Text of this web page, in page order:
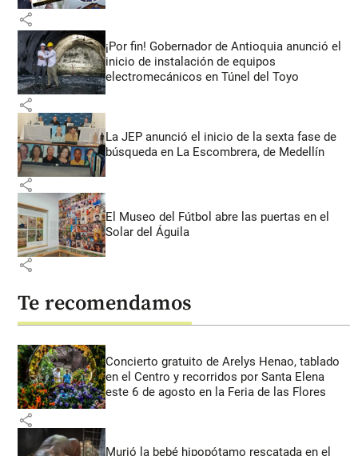
share
¡Por fin! Gobernador de Antioquia anunció el
inicio de instalación de equipos
electromecánicos en Túnel del Toyo
share
La JEP anunció el inicio de la sexta fase de
búsqueda en La Escombrera, de Medellín
share
El Museo del Fútbol abre las puertas en el
Solar del Águila
share
Te recomendamos
Concierto gratuito de Arelys Henao, tablado
en el Centro y recorridos por Santa Elena
este 6 de agosto en la Feria de las Flores
share
Murió la bebé hipopótamo rescatada en el